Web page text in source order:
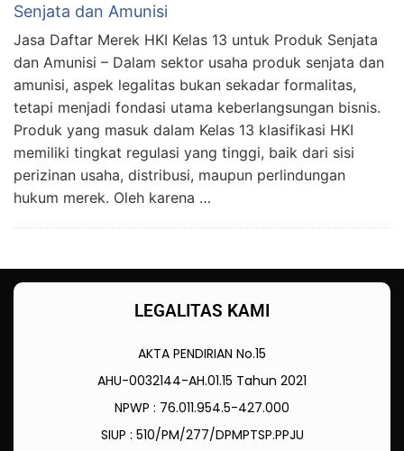
Senjata dan Amunisi
Jasa Daftar Merek HKI Kelas 13 untuk Produk Senjata
dan Amunisi – Dalam sektor usaha produk senjata dan
amunisi, aspek legalitas bukan sekadar formalitas,
tetapi menjadi fondasi utama keberlangsungan bisnis.
Produk yang masuk dalam Kelas 13 klasifikasi HKI
memiliki tingkat regulasi yang tinggi, baik dari sisi
perizinan usaha, distribusi, maupun perlindungan
hukum merek. Oleh karena …
LEGALITAS KAMI
AKTA PENDIRIAN No.15
AHU-0032144-AH.01.15 Tahun 2021
NPWP : 76.011.954.5-427.000
SIUP : 510/PM/277/DPMPTSP.PPJU